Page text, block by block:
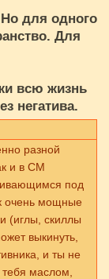
для одного
Для
всю жизнь
негатива.
разной
и в СМ
под
очень мощные
(иглы, скиллы
выкинуть,
и ты не
маслом,